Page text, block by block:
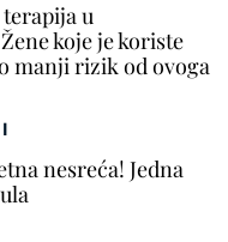
nesreća! Jedna
u
koje je koriste
manji rizik od ovoga